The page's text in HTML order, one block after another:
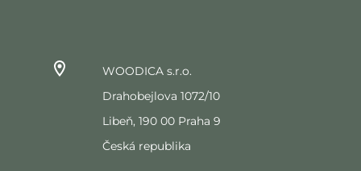
WOODICA s.r.o.
Drahobejlova 1072/10
Libeň, 190 00 Praha 9
Česká republika